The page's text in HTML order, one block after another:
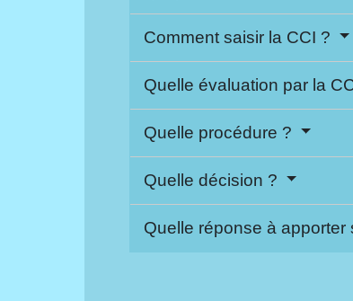
Comment saisir la CCI ?
Quelle évaluation par la
Quelle procédure ?
Quelle décision ?
Quelle réponse à apporter